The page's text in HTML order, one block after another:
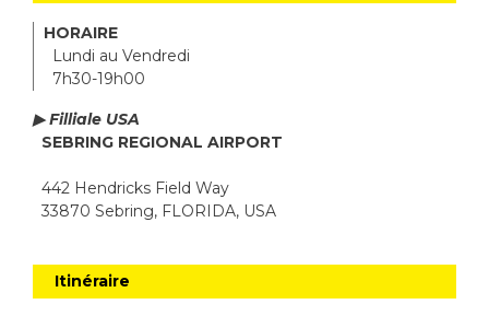
HORAIRE
Lundi au Vendredi
7h30-19h00
▶ Filliale USA
SEBRING REGIONAL AIRPORT
442 Hendricks Field Way
33870 Sebring, FLORIDA, USA
Itinéraire